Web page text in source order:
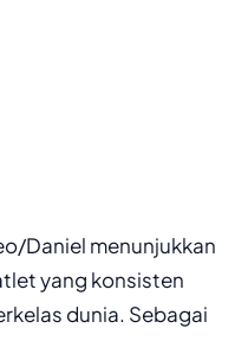
Daniel menunjukkan
yang konsisten
dunia. Sebagai